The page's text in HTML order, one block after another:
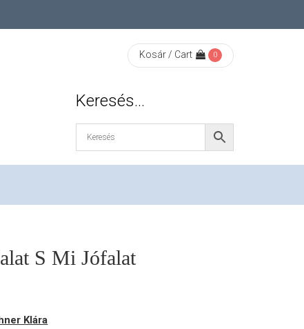
Kosár / Cart 0
Keresés…
S Mi Jófalat
Klára